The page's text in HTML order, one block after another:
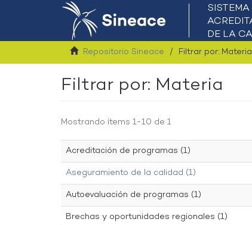
Repositorio Sineace Filtrar por: Materia
Filtrar por: Materia
Mostrando ítems 1-10 de 1
Acreditación de programas (1)
Aseguramiento de la calidad (1)
Autoevaluación de programas (1)
Brechas y oportunidades regionales (1)